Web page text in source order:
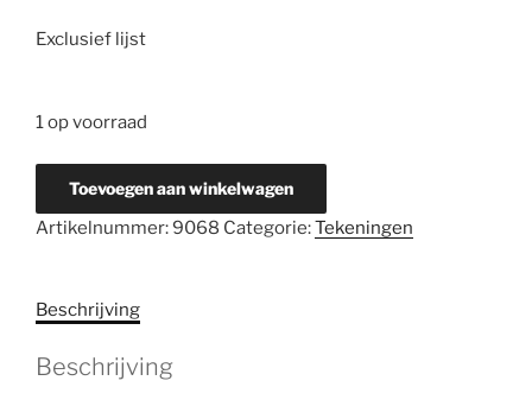
Exclusief lijst
1 op voorraad
9068
schilderij
Toevoegen aan winkelwagen
Artikelnummer:9068 Categorie:Tekeningen
Beschrijving
Beschrijving